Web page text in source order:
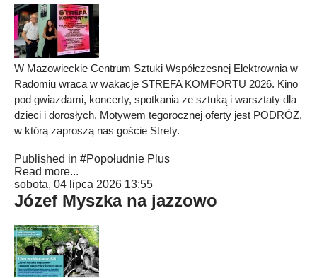
W Mazowieckie Centrum Sztuki Współczesnej Elektrownia w
Radomiu wraca w wakacje STREFA KOMFORTU 2026. Kino
pod gwiazdami, koncerty, spotkania ze sztuką i warsztaty dla
dzieci i dorosłych. Motywem tegorocznej oferty jest PODRÓŻ,
w którą zaproszą nas goście Strefy.
Published in #Popołudnie Plus
Read more...
sobota, 04 lipca 2026 13:55
Józef Myszka na jazzowo